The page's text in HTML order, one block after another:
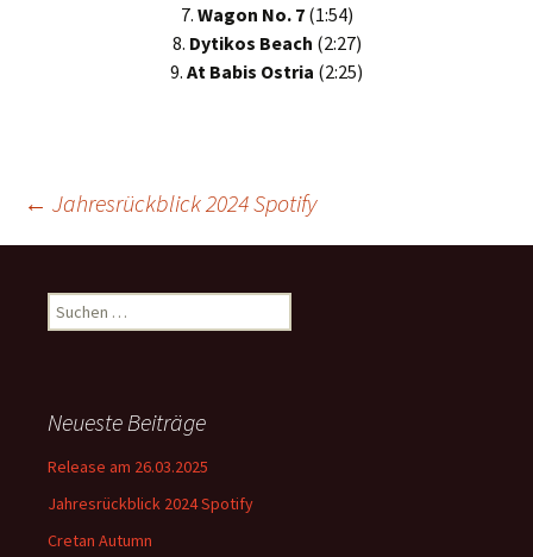
7. Wagon No. 7 (1:54)
8. Dytikos Beach (2:27)
9. At Babis Ostria (2:25)
Beitrags-
Navigation
← Jahresrückblick 2024 Spotify
Suchen
nach:
Neueste Beiträge
Release am 26.03.2025
Jahresrückblick 2024 Spotify
Cretan Autumn